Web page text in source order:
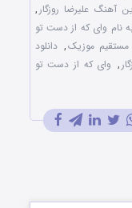
آهنگ علیرضا روزگار ,
نام وای که از دست تو
مستقیم موزیک, دانلود
, وای که از دست تو